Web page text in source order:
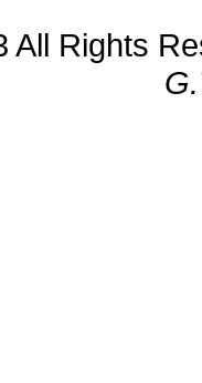
All Rights